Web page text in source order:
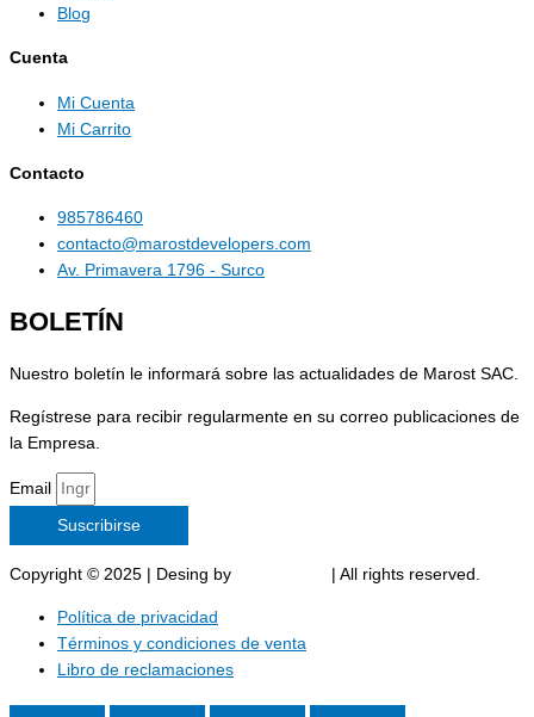
Blog
Cuenta
Mi Cuenta
Mi Carrito
Contacto
985786460
contacto@marostdevelopers.com
Av. Primavera 1796 - Surco
BOLETÍN
Nuestro boletín le informará sobre las actualidades de Marost SAC.
Regístrese para recibir regularmente en su correo publicaciones de
la Empresa.
Email
Suscribirse
Copyright © 2025 | Desing by | All rights reserved.
Política de privacidad
Términos y condiciones de venta
Libro de reclamaciones